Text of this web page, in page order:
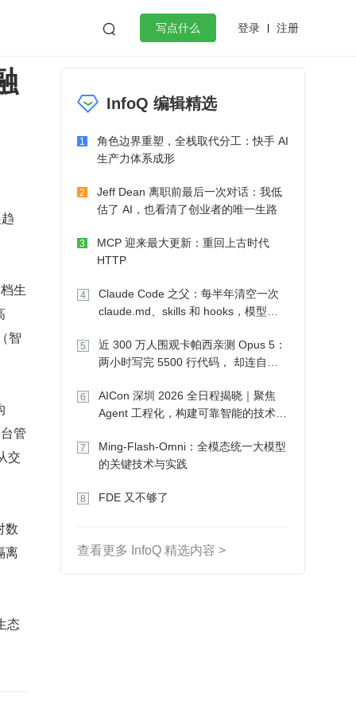
 写点什么 登录 注册
作
微服务架构 flutter
生
智
管
交
数
离
态
InfoQ 编辑精选
1
角色边界重塑，全栈取代分工：快手 AI
生产力体系成形
2
Jeff Dean 离职前最后一次对话：我低
估了 AI，也看清了创业者的唯一生路
3
MCP 迎来最大更新：重回上古时代
HTTP
4
Claude Code 之父：每半年清空一次
claude.md、skills 和 hooks，模型自
5
近 300 万人围观卡帕西亲测 Opus 5：
两小时写完 5500 行代码， 却连自己
6
AICon 深圳 2026 全日程揭晓｜聚焦
Agent 工程化，构建可靠智能的技术路
7
Ming-Flash-Omni：全模态统一大模型
的关键技术与实践
8 FDE 又不够了
查看更多 InfoQ 精选内容 >